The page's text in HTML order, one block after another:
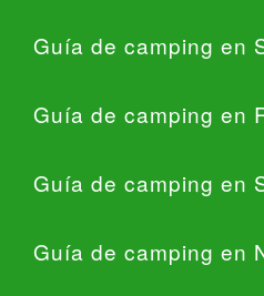
Guía de camping en
Guía de camping en
Guía de camping en
Guía de camping en